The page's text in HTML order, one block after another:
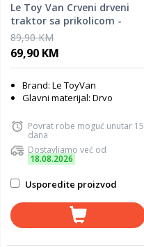
Le Toy Van Crveni drveni
traktor sa prikolicom -
Bertie
89,90 KM
69,90 KM
Brand: Le ToyVan
Glavni materijal: Drvo
Povrat robe moguć unutar 15
dana
Dostavljamo već od
18.08.2026
Usporedite proizvod